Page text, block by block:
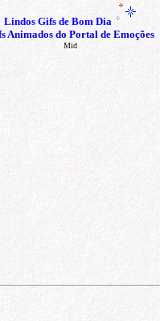
Lindos Gifs de Bom Dia
Animados do Portal de Emoções
Mid